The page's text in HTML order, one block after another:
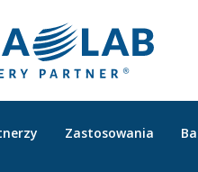
Zastosowania